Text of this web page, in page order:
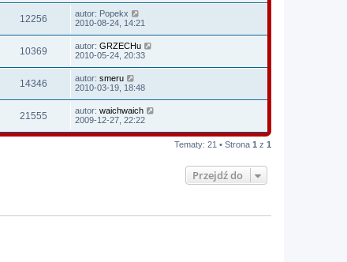
12256 autor: Popekx
2010-08-24, 14:21
10369 autor: GRZECHu
2010-05-24, 20:33
14346 autor: smeru
2010-03-19, 18:48
21555 autor: waichwaich
2009-12-27, 22:22
Tematy: 21 • Strona 1 z 1
Przejdź do